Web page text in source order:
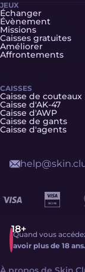
JEUX
Échanger
Évènement
Missions
Caisses gratuites
Améliorer
Affrontements
CAISSES
Caisse de couteaux
Caisse d'AK-47
Caisse d'AWP
Caisse de gants
Caisse d'agents
Quand vous
avoir plus de 18 ans.